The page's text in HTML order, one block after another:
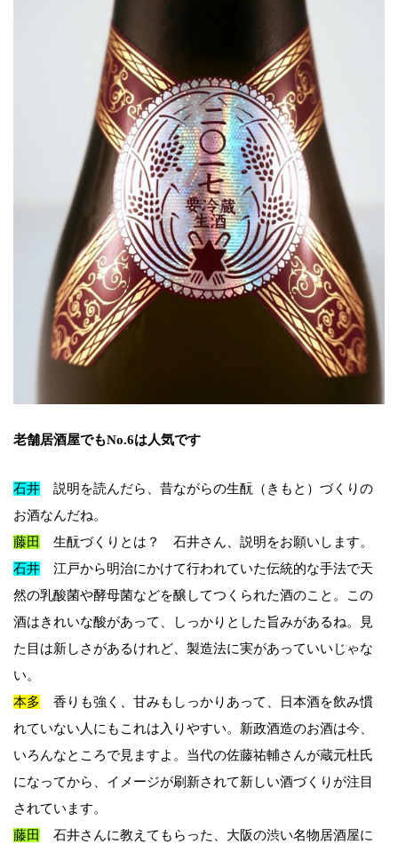
老舗居酒屋でもNo.6は人気です
石井 説明を読んだら、昔ながらの生酛（きもと）づくりの
お酒なんだね。
藤田
生酛づくりとは？ 石井さん、説明をお願いします。
石井 江戸から明治にかけて行われていた伝統的な手法で天
然の乳酸菌や酵母菌などを醸してつくられた酒のこと。この
酒はきれいな酸があって、しっかりとした旨みがあるね。見
た目は新しさがあるけれど、製造法に実があっていいじゃな
い。
本多 香りも強く、甘みもしっかりあって、日本酒を飲み慣
れていない人にもこれは入りやすい。新政酒造のお酒は今、
いろんなところで見ますよ。当代の佐藤祐輔さんが蔵元杜氏
になってから、イメージが刷新されて新しい酒づくりが注目
されています。
藤田
石井さんに教えてもらった、大阪の渋い名物居酒屋に